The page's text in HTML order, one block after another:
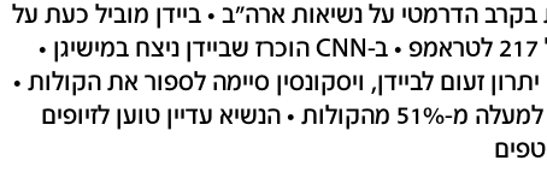
בקרב הדרמטי על נשיאות ארה"ב • ביידן מוביל כעת על
הנשיא עם 264 אלקטורים מול 217 לטראמפ • ב-CNN הוכרז שביידן ניצח במישיגן •
זעום לביידן, ויסקונסין סיימה לספור את הקולות •
ניצחון לטראמפ בפלורידה עם למעלה מ-51% מהקולות • הנשיא עדיין טוען לזיופים